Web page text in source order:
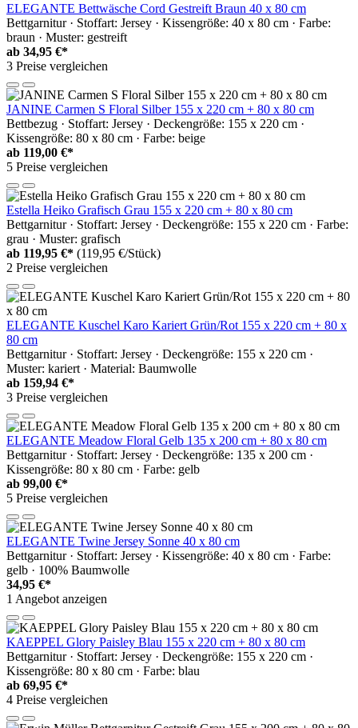
ELEGANTE Bettwäsche Cord Gestreift Braun 40 x 80 cm
Bettgarnitur · Stoffart: Jersey · Kissengröße: 40 x 80 cm · Farbe:
braun · Muster: gestreift
ab 34,95 €*
3 Preise vergleichen
JANINE Carmen S Floral Silber 155 x 220 cm + 80 x 80 cm
Bettbezug · Stoffart: Jersey · Deckengröße: 155 x 220 cm ·
Kissengröße: 80 x 80 cm · Farbe: beige
ab 119,00 €*
5 Preise vergleichen
Estella Heiko Grafisch Grau 155 x 220 cm + 80 x 80 cm
Bettgarnitur · Stoffart: Jersey · Deckengröße: 155 x 220 cm · Farbe:
grau · Muster: grafisch
ab 119,95 €* (119,95 €/Stück)
2 Preise vergleichen
ELEGANTE Kuschel Karo Kariert Grün/Rot 155 x 220 cm + 80 x
80 cm
Bettgarnitur · Stoffart: Jersey · Deckengröße: 155 x 220 cm ·
Muster: kariert · Material: Baumwolle
ab 159,94 €*
3 Preise vergleichen
ELEGANTE Meadow Floral Gelb 135 x 200 cm + 80 x 80 cm
Bettgarnitur · Stoffart: Jersey · Deckengröße: 135 x 200 cm ·
Kissengröße: 80 x 80 cm · Farbe: gelb
ab 99,00 €*
5 Preise vergleichen
ELEGANTE Twine Jersey Sonne 40 x 80 cm
Bettgarnitur · Stoffart: Jersey · Kissengröße: 40 x 80 cm · Farbe:
gelb · 100% Baumwolle
34,95 €*
1 Angebot anzeigen
KAEPPEL Glory Paisley Blau 155 x 220 cm + 80 x 80 cm
Bettgarnitur · Stoffart: Jersey · Deckengröße: 155 x 220 cm ·
Kissengröße: 80 x 80 cm · Farbe: blau
ab 69,95 €*
4 Preise vergleichen